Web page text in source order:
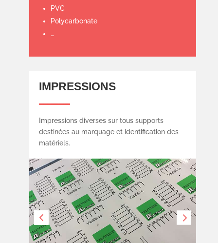
PVC
Polycarbonate
…
IMPRESSIONS
Impressions diverses sur tous supports
destinées au marquage et identification des
matériels.